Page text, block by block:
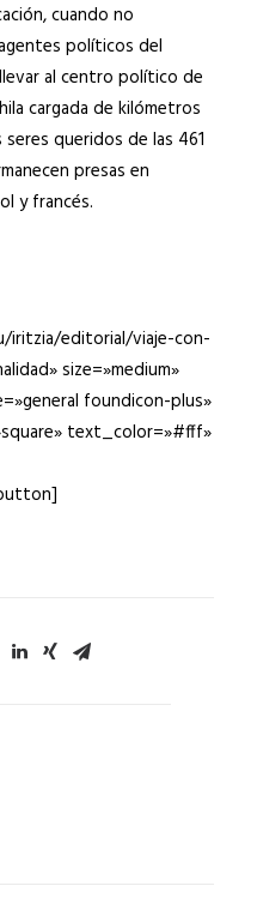
cuando no
políticos del
al centro político de
cargada de kilómetros
queridos de las 461
presas en
y francés.
iritzia/editorial/viaje-con-
size=»medium»
foundicon-plus»
text_color=»#fff»